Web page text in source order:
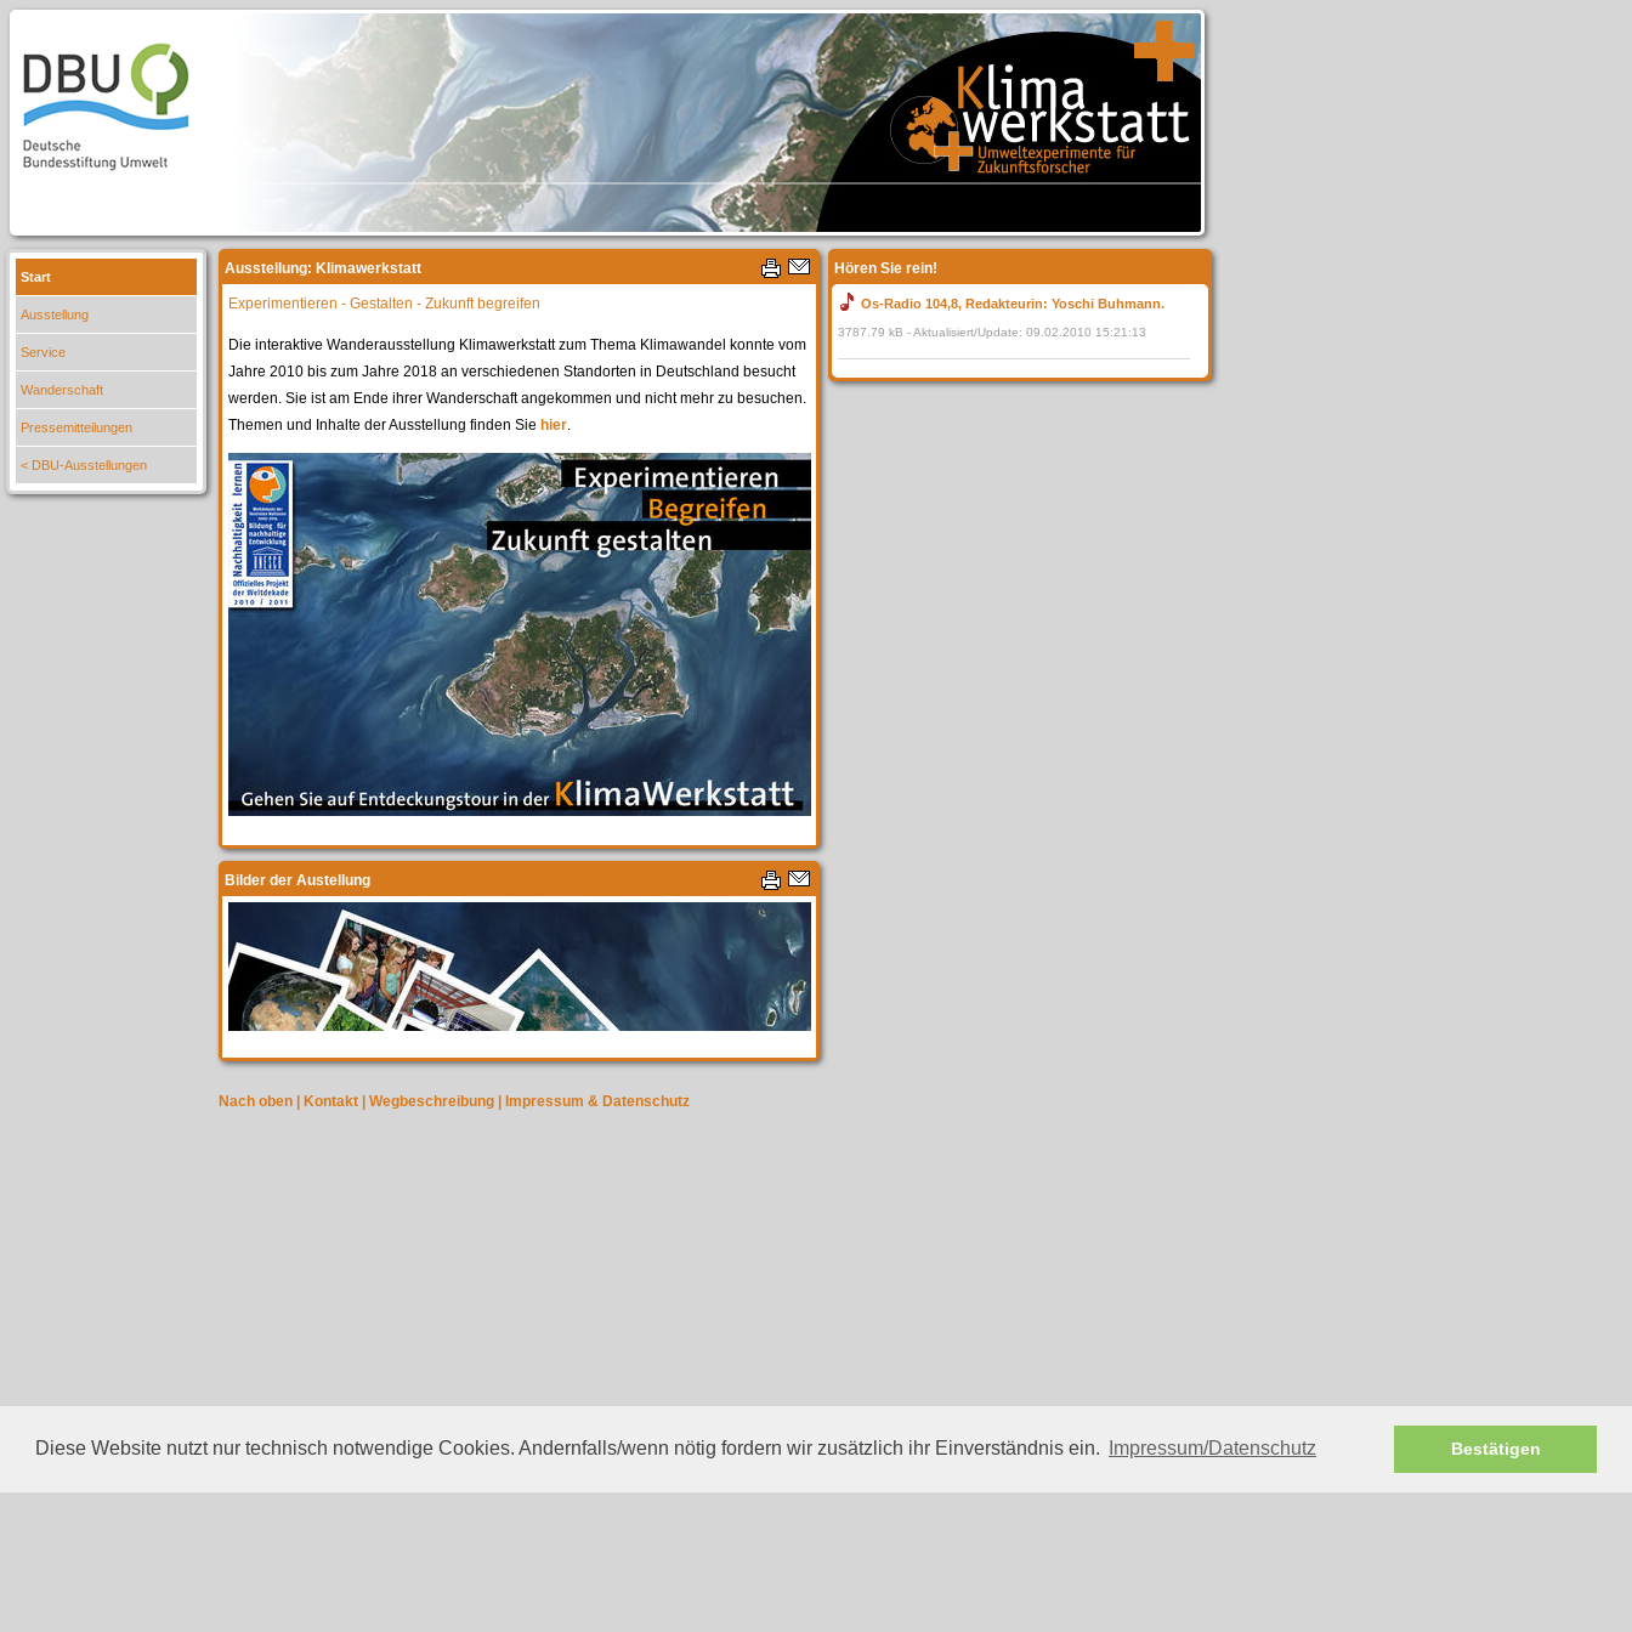
Diese Website nutzt nur technisch notwendige Cookies. Andernfalls/wenn nötig fordern wir zusätzlich ihr Einverständnis ein. Impressum/Datenschutz Bestätigen
Start
Ausstellung
Service
Wanderschaft
Pressemitteilungen
< DBU-Ausstellungen
Ausstellung: Klimawerkstatt
Experimentieren - Gestalten - Zukunft begreifen
Die interaktive Wanderausstellung Klimawerkstatt zum Thema Klimawandel konnte vom
Jahre 2010 bis zum Jahre 2018 an verschiedenen Standorten in Deutschland besucht
werden. Sie ist am Ende ihrer Wanderschaft angekommen und nicht mehr zu besuchen.
Themen und Inhalte der Ausstellung finden Sie hier.
Bilder der Austellung
Hören Sie rein!
Os-Radio 104,8, Redakteurin: Yoschi Buhmann.
3787.79 kB - Aktualisiert/Update: 09.02.2010 15:21:13
Nach oben | Kontakt | Wegbeschreibung | Impressum & Datenschutz